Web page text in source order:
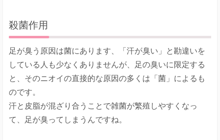
殺菌作用
足が臭う原因は菌にあります、「汗が臭い」と勘違いを
している人も少なくありませんが、足の臭いに限定する
と、そのニオイの直接的な原因の多くは「菌」によるも
のです。
汗と皮脂が混ざり合うことで雑菌が繁殖しやすくなっ
て、足が臭ってしまうんですね。